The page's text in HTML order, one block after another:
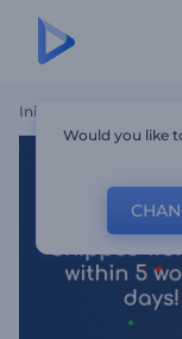
Inicio
Would you like